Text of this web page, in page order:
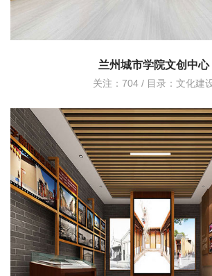
兰州城市学院文创中心
关注：704 / 目录： 文化建